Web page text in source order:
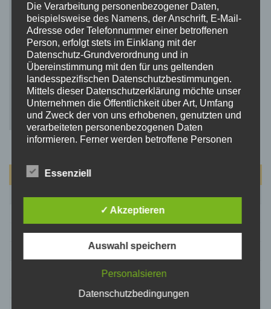
M
D M D F S
S
3
4 5 6 7 8
9
12 13 14
19 20 21
27
Die Verarbeitung personenbezogener Daten,
beispielsweise des Namens, der Anschrift, E-Mail-
Adresse oder Telefonnummer einer betroffenen
Person, erfolgt stets im Einklang mit der
Datenschutz-Grundverordnung und in
Übereinstimmung mit den für uns geltenden
landesspezifischen Datenschutzbestimmungen.
Mittels dieser Datenschutzerklärung möchte unser
Unternehmen die Öffentlichkeit über Art, Umfang
und Zweck der von uns erhobenen, genutzten und
verarbeiteten personenbezogenen Daten
informieren. Ferner werden betroffene Personen
zustehenden Rechte aufgeklärt.
Wir haben als für die Verarbeitung Verantwortlicher
Maßnahmen umgesetzt, um einen möglichst
lückenlosen Schutz der über diese Internetseite
verarbeiteten personenbezogenen Daten
sicherzustellen. Dennoch können Internetbasierte
Datenübertragungen grundsätzlich
Sicherheitslücken aufweisen, sodass ein absoluter
Schutz nicht gewährleistet werden kann. Aus
frei, personenbezogene Daten auch auf
Essenziell
✓ Akzeptieren
Auswahl speichern
Personalsieren
Datenschutzbedingungen